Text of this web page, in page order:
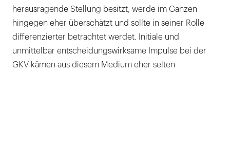
herausragende Stellung besitzt, werde im Ganzen
hingegen eher überschätzt und sollte in seiner Rolle
differenzierter betrachtet werdet. Initiale und
unmittelbar entscheidungswirksame Impulse bei der
GKV kämen aus diesem Medium eher selten